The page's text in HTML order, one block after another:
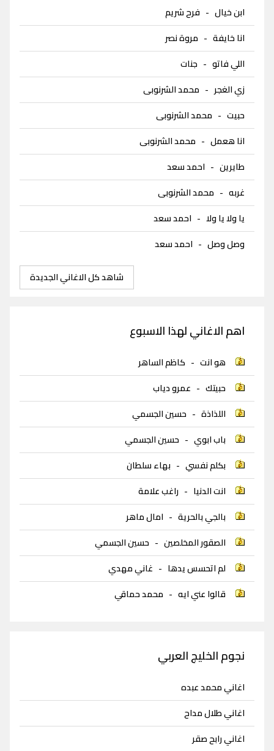
ابن خيال - فرح شريم
انا خايفة - مروة نصر
اللي فاتو - جنات
زي الغجر - محمد الشرنوبى
حبيت - محمد الشرنوبى
انا هعمل - محمد الشرنوبى
طايرين - احمد سعد
غربه - محمد الشرنوبى
يا ولا يا ولا - احمد سعد
وصل وصل - احمد سعد
شاهد كل الاغاني الجديدة
اهم الاغاني لهذا الاسبوع
هو انت - كاظم الساهر
حبيتك - عمرو دياب
اللذاذة - حسين الجسمي
باب ابوي - حسين الجسمي
بكلم نفسي - بهاء سلطان
انت الدنيا - راغب علامة
بالجي بالحرية - امال ماهر
الصقور المخلصين - حسين الجسمي
لم اتحسس يدها - غاني مهدي
قالوا عني ايه - محمد حماقي
نجوم الخليج العربي
اغاني محمد عبده
اغاني طلال مداح
اغاني رابح صقر